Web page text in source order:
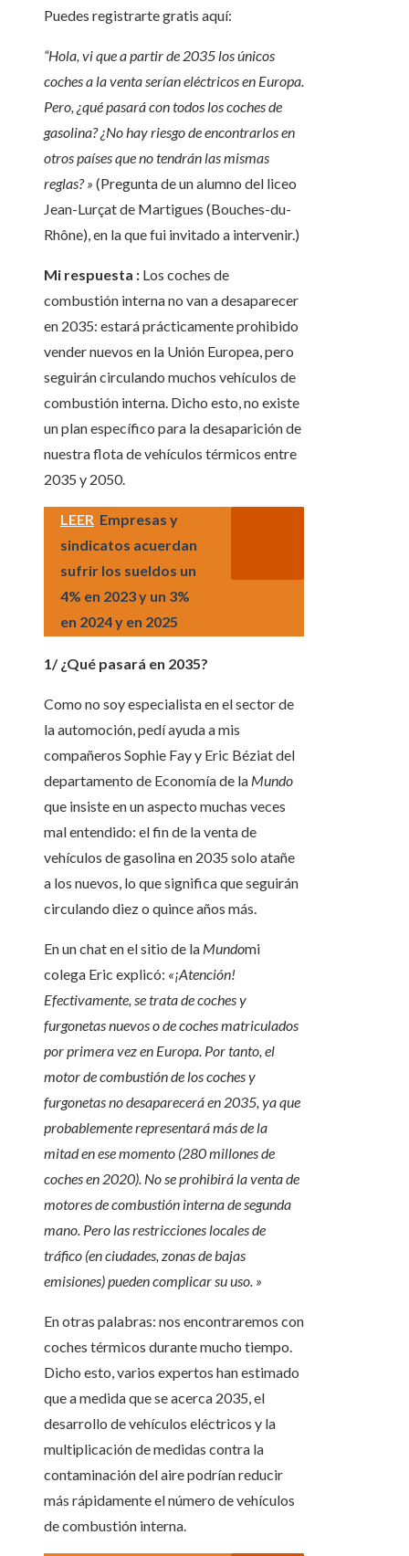
Puedes registrarte gratis aquí:
“Hola, vi que a partir de 2035 los únicos
coches a la venta serían eléctricos en Europa.
Pero, ¿qué pasará con todos los coches de
gasolina? ¿No hay riesgo de encontrarlos en
otros países que no tendrán las mismas
reglas? » (Pregunta de un alumno del liceo
Jean-Lurçat de Martigues (Bouches-du-
Rhône), en la que fui invitado a intervenir.)
Mi respuesta : Los coches de
combustión interna no van a desaparecer
en 2035: estará prácticamente prohibido
vender nuevos en la Unión Europea, pero
seguirán circulando muchos vehículos de
combustión interna. Dicho esto, no existe
un plan específico para la desaparición de
nuestra flota de vehículos térmicos entre
2035 y 2050.
LEER Empresas y
sindicatos acuerdan
sufrir los sueldos un
4% en 2023 y un 3%
en 2024 y en 2025
1/ ¿Qué pasará en 2035?
Como no soy especialista en el sector de
la automoción, pedí ayuda a mis
compañeros Sophie Fay y Eric Béziat del
departamento de Economía de la Mundo
que insiste en un aspecto muchas veces
mal entendido: el fin de la venta de
vehículos de gasolina en 2035 solo atañe
a los nuevos, lo que significa que seguirán
circulando diez o quince años más.
En un chat en el sitio de la Mundomi
colega Eric explicó: «¡Atención!
Efectivamente, se trata de coches y
furgonetas nuevos o de coches matriculados
por primera vez en Europa. Por tanto, el
motor de combustión de los coches y
furgonetas no desaparecerá en 2035, ya que
probablemente representará más de la
mitad en ese momento (280 millones de
coches en 2020). No se prohibirá la venta de
motores de combustión interna de segunda
mano. Pero las restricciones locales de
tráfico (en ciudades, zonas de bajas
emisiones) pueden complicar su uso. »
En otras palabras: nos encontraremos con
coches térmicos durante mucho tiempo.
Dicho esto, varios expertos han estimado
que a medida que se acerca 2035, el
desarrollo de vehículos eléctricos y la
multiplicación de medidas contra la
contaminación del aire podrían reducir
más rápidamente el número de vehículos
de combustión interna.